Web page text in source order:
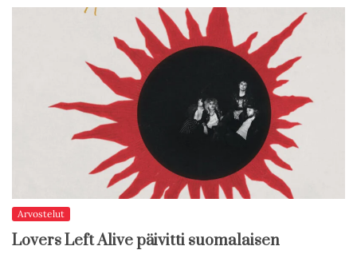
Arvostelut
Lovers Left Alive päivitti suomalaisen